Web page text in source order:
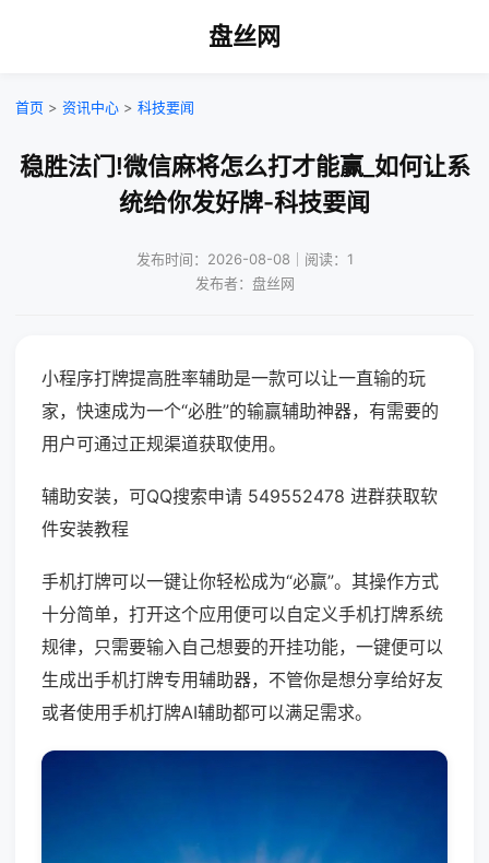
盘丝网
首页 > 资讯中心 > 科技要闻
稳胜法门!微信麻将怎么打才能赢_如何让系
统给你发好牌-科技要闻
发布时间：2026-08-08｜阅读：1
发布者：盘丝网
小程序打牌提高胜率辅助是一款可以让一直输的玩
家，快速成为一个“必胜”的输赢辅助神器，有需要的
用户可通过正规渠道获取使用。
辅助安装，可QQ搜索申请 549552478 进群获取软
件安装教程
手机打牌可以一键让你轻松成为“必赢”。其操作方式
十分简单，打开这个应用便可以自定义手机打牌系统
规律，只需要输入自己想要的开挂功能，一键便可以
生成出手机打牌专用辅助器，不管你是想分享给好友
或者使用手机打牌AI辅助都可以满足需求。